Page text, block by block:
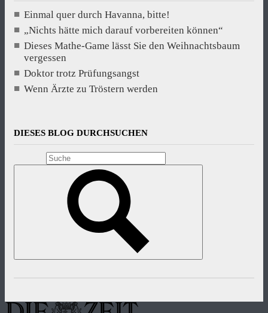
Einmal quer durch Havanna, bitte!
„Nichts hätte mich darauf vorbereiten können“
Dieses Mathe-Game lässt Sie den Weihnachtsbaum
vergessen
Doktor trotz Prüfungsangst
Wenn Ärzte zu Tröstern werden
DIESES BLOG DURCHSUCHEN